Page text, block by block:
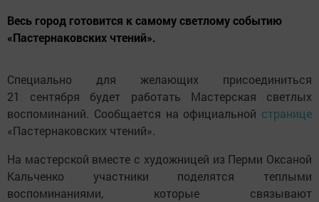
Весь город готовится к самому светлому событию
«Пастернаковских чтений».
Специально для желающих присоединиться
21 сентября будет работать Мастерская светлых
воспоминаний. Сообщается на официальной странице
«Пастернаковских чтений».
На мастерской вместе с художницей из Перми Оксаной
Кальченко участники поделятся теплыми
воспоминаниями, которые связывают